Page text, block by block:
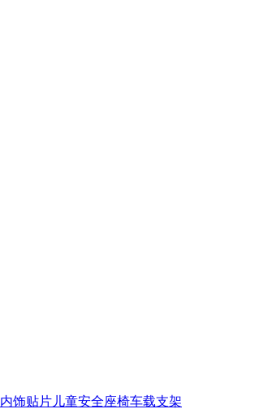
内饰贴片 儿童安全座椅车载支架